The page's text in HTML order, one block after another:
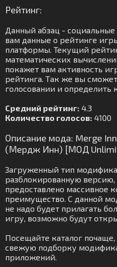
Рейтинг:
Данный абзац - социальные
вам данные о рейтинге
платформы. Текущий
математических
покажет вам активность
рейтинга. Так же вы
голосовании и определить
Средний рейтинг: 4.3
Количество голосов: 4100
Описание мода: Merge
(Мердж Инн) [МОД
Загруженный тип
разблокированную версию,
предоставлено массивное
преимущество. С данной
не надо будет прилагать
игру, возможно будут
Посещайте каталог
свежую подборку
приложений.